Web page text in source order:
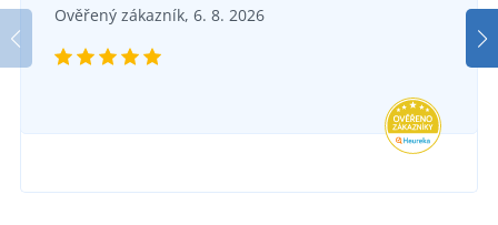
Ověřený zákazník, 6. 8. 2026